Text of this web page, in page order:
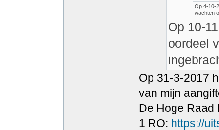
Op 4-10-
wachten
Op 10-
oordeel
Op 31-3-2017
van mijn
De Hoge Raad
1 RO: https://